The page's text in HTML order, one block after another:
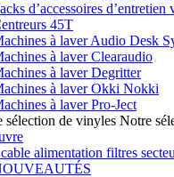
d’accessoires d’entretien
45T
à laver Audio Desk
à laver Clearaudio
à laver Degritter
à laver Okki Nokki
à laver Pro-Ject
Notre
alimentation filtres